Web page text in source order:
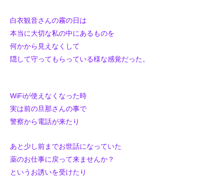
白衣観音さんの霧の日は
本当に大切な私の中にあるものを
何かから見えなくして
隠して守ってもらっている様な感覚だった。
WiFiが使えなくなった時
実は前の旦那さんの事で
警察から電話が来たり
あと少し前までお世話になっていた
薬のお仕事に戻って来ませんか？
というお誘いを受けたり